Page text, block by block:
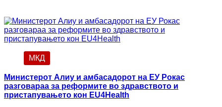
МКД
Министерот Алиу и амбасадорот на ЕУ Рокас
разговараа за реформите во здравството и
пристапувањето кон EU4Health